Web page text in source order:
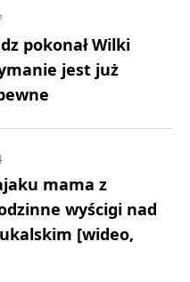
pokonał Wilki
jest już
mama z
wyścigi nad
[wideo,